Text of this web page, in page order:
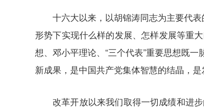
十六大以来，以胡锦涛同志为主要代
形势下实现什么样的发展、怎样发展等重
想、邓小平理论、“三个代表”重要思想既
新成果，是中国共产党集体智慧的结晶，
改革开放以来我们取得一切成绩和进